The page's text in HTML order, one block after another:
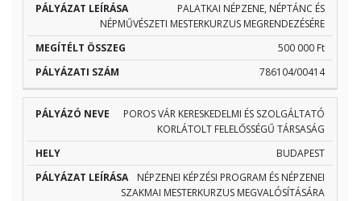
PALATKAI NÉPZENE, NÉPTÁNC ÉS
NÉPMŰVÉSZETI MESTERKURZUS MEGRENDEZÉSÉRE
500 000 Ft
786104/00414
POROS VÁR KERESKEDELMI ÉS SZOLGÁLTATÓ
KORLÁTOLT FELELŐSSÉGŰ TÁRSASÁG
BUDAPEST
NÉPZENEI KÉPZÉSI PROGRAM ÉS NÉPZENEI
SZAKMAI MESTERKURZUS MEGVALÓSÍTÁSÁRA